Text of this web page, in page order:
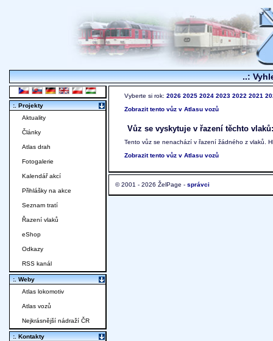
..:
Vyberte si rok: 2026 2025 2024 2023 2022 2021
Zobrazit tento vůz v Atlasu vozů
Vůz se vyskytuje v řazení těchto vlaků:
Tento vůz se nenachází v řazení žádného z vlaků.
Zobrazit tento vůz v Atlasu vozů
© 2001 - 2026 ŽelPage - správci
:. Projekty
Aktuality
Články
Atlas drah
Fotogalerie
Kalendář akcí
Přihlášky na akce
Seznam tratí
Řazení vlaků
eShop
Odkazy
RSS kanál
:. Weby
Atlas lokomotiv
Atlas vozů
Nejkrásnější nádraží ČR
:. Kontakty